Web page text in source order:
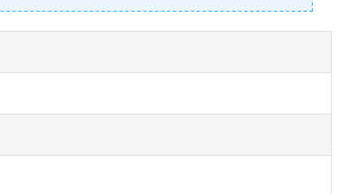
にご相談ください♪
転職活動をサポートいたします。